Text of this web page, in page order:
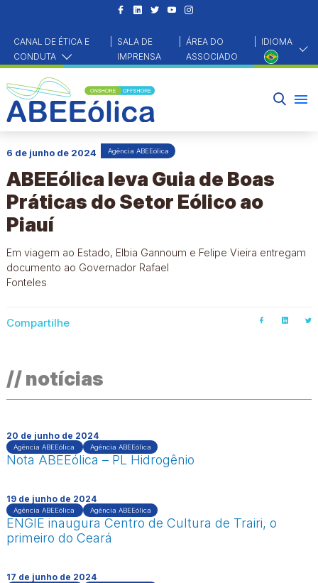
CANAL DE ÉTICA E
CONDUTA
SALA DE
IMPRENSA
ÁREA DO
ASSOCIADO
IDIOMA
HOME NOTÍCIAS
AGÊNCIA ABEEÓLICA
ABEEÓLICA LEVA GUIA DE BOAS PRÁTICAS DO SETOR EÓLICO AO PIAUÍ
6 de junho de 2024 Agência ABEEólica
ABEEólica leva Guia de Boas
Práticas do Setor Eólico ao
Piauí
Em viagem ao Estado, Elbia Gannoum e Felipe Vieira entregam
documento ao Governador Rafael
Fonteles
Compartilhe
// notícias
20 de junho de 2024
Agência ABEEólica Agência ABEEólica
Nota ABEEólica – PL Hidrogênio
19 de junho de 2024
Agência ABEEólica Agência ABEEólica
ENGIE inaugura Centro de Cultura de Trairi, o
primeiro do Ceará
17 de junho de 2024